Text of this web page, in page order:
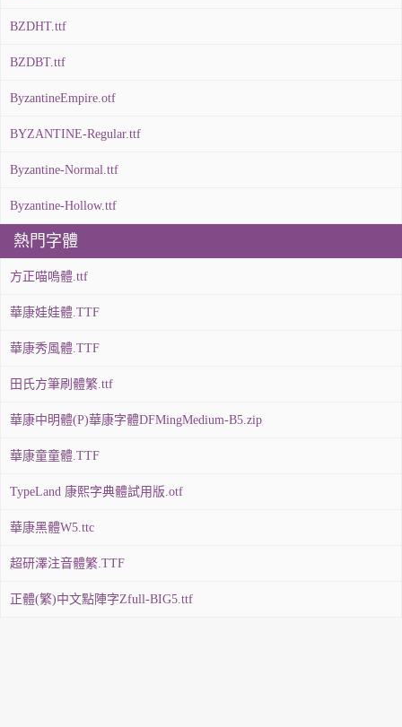
BZDHT.ttf
BZDBT.ttf
ByzantineEmpire.otf
BYZANTINE-Regular.ttf
Byzantine-Normal.ttf
Byzantine-Hollow.ttf
熱門字體
方正喵嗚體.ttf
華康娃娃體.TTF
華康秀風體.TTF
田氏方筆刷體繁.ttf
華康中明體(P)華康字體DFMingMedium-B5.zip
華康童童體.TTF
TypeLand 康熙字典體試用版.otf
華康黑體W5.ttc
超研澤注音體繁.TTF
正體(繁)中文點陣字Zfull-BIG5.ttf